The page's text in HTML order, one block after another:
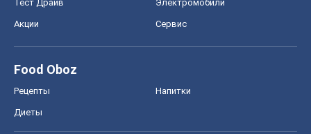
Тест Драйв Электромобили
Акции Сервис
Food Oboz
Рецепты Напитки
Диеты